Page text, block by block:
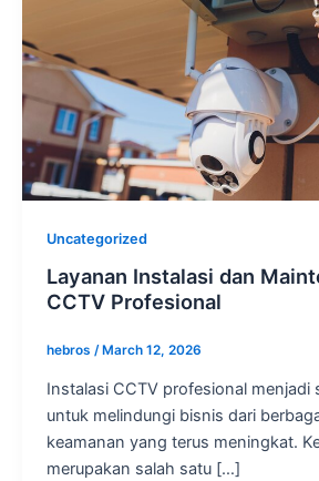
Uncategorized
Layanan Instalasi dan
CCTV Profesional
hebros / March 12, 2026
Instalasi CCTV profesional menjadi
untuk melindungi bisnis dari
keamanan yang terus meningkat.
merupakan salah satu […]